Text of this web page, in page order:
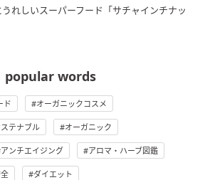
れしいスーパーフード「サチャインチナッ
popular words
ド オーガニックコスメ
テナブル オーガニック
アンチエイジング アロマ・ハーブ図鑑
ダイエット